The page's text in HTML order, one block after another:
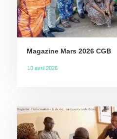
Magazine Mars 2026 CGB
10 avril 2026